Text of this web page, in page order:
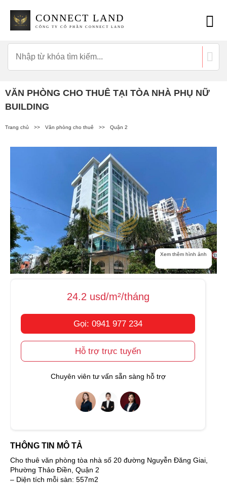
CONNECT LAND
CÔNG TY CỔ PHẦN CONNECT LAND
VĂN PHÒNG CHO THUÊ TẠI TÒA NHÀ PHỤ NỮ
BUILDING
Trang chủ >> Văn phòng cho thuê >> Quận 2
Xem thêm hình ảnh
24.2 usd/m²/tháng
Gọi: 0941 977 234
Hỗ trợ trực tuyến
Chuyên viên tư vấn sẵn sàng hỗ trợ
THÔNG TIN MÔ TẢ
Cho thuê văn phòng tòa nhà số 20 đường Nguyễn Đăng Giai,
Phường Thảo Điền, Quận 2
– Diện tích mỗi sàn: 557m2